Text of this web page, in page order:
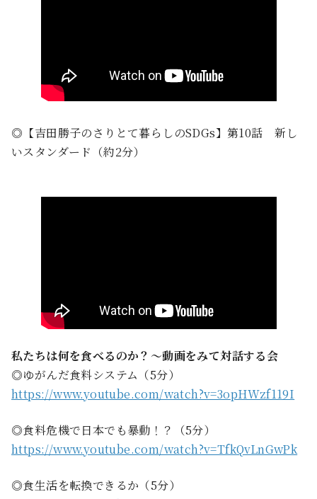
◎【吉田勝子のさりとて暮らしのSDGs】第10話 新し
いスタンダード（約2分）
私たちは何を食べるのか？〜動画をみて対話する会
◎ゆがんだ食料システム（5分）
https://www.youtube.com/watch?v=3opHWzf119I
◎食料危機で日本でも暴動！？（5分）
https://www.youtube.com/watch?v=TfkQvLnGwPk
◎食生活を転換できるか（5分）